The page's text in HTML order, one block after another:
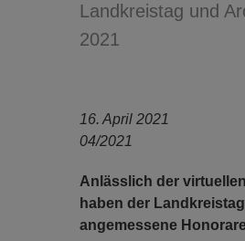
Landkreistag und
2021
16. April 2021
04/2021
Anlässlich der
haben der
angemessene